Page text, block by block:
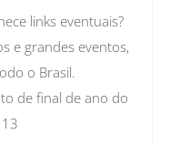
links eventuais?
e grandes eventos,
o Brasil.
de final de ano do